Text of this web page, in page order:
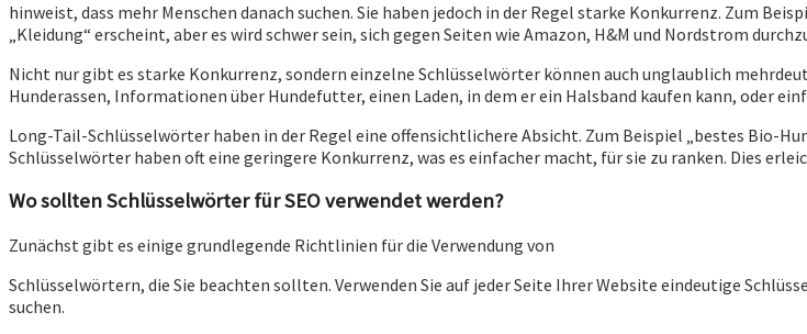
hinweist, dass mehr Menschen danach suchen. Sie haben jedoch in der Regel starke Konkurrenz. Zum
„Kleidung“ erscheint, aber es wird schwer sein, sich gegen Seiten wie Amazon, H&M und Nordstrom
Nicht nur gibt es starke Konkurrenz, sondern einzelne Schlüsselwörter können auch unglaublich
Hunderassen, Informationen über Hundefutter, einen Laden, in dem er ein Halsband kaufen kann, oder
Long-Tail-Schlüsselwörter haben in der Regel eine offensichtlichere Absicht. Zum Beispiel „bestes Bio-
Schlüsselwörter haben oft eine geringere Konkurrenz, was es einfacher macht, für sie zu ranken. Dies
Wo sollten Schlüsselwörter für SEO verwendet werden?
Zunächst gibt es einige grundlegende Richtlinien für die Verwendung von
Schlüsselwörtern, die Sie beachten sollten. Verwenden Sie auf jeder Seite Ihrer Website eindeutige
suchen.